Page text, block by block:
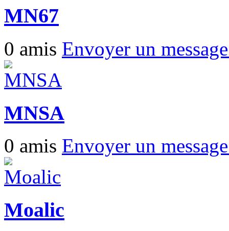
MN67
0 amis Envoyer un
MNSA
0 amis Envoyer un
Moalic